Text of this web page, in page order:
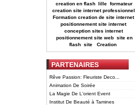
creation en flash lille formateur
creation site internet professionnel
Formation creation de site internet
positionnement site internet
conception sites internet
positionnement site web site en
flash site Creation
PARTENAIRES
Rêve Passion: Fleuriste Deco...
Animation De Soirée
La Magie De L'orient Event
Institut De Beauté à Tamines